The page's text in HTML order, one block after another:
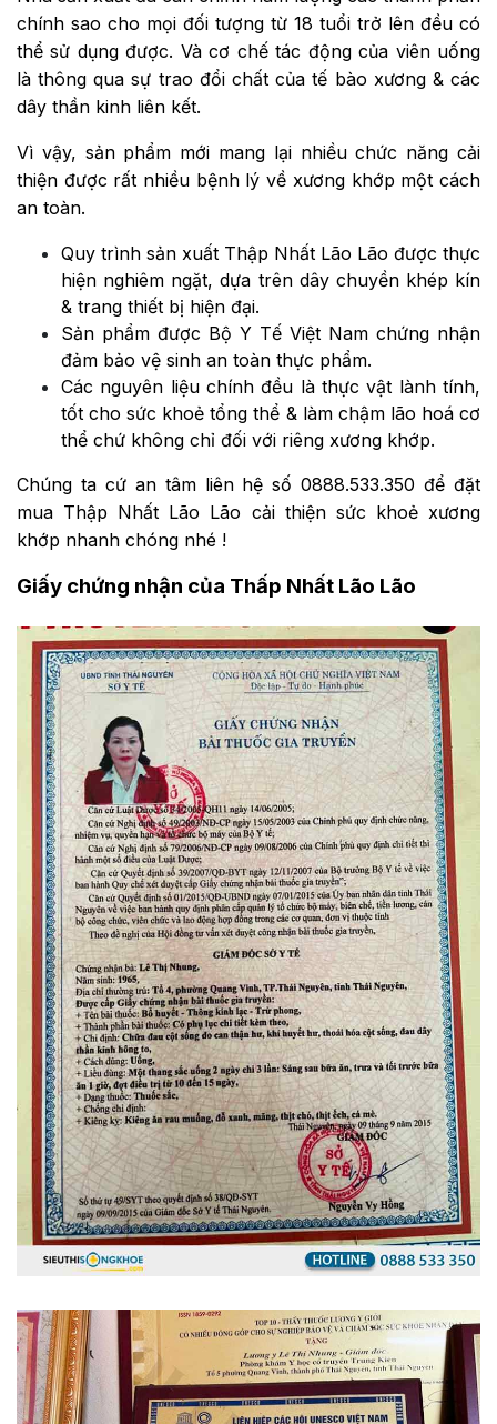
chính sao cho mọi đối tượng từ 18 tuổi trở lên đều có
thể sử dụng được. Và cơ chế tác động của viên uống
là thông qua sự trao đổi chất của tế bào xương & các
dây thần kinh liên kết.
Vì vậy, sản phẩm mới mang lại nhiều chức năng cải
thiện được rất nhiều bệnh lý về xương khớp một cách
an toàn.
Quy trình sản xuất Thập Nhất Lão Lão được thực
hiện nghiêm ngặt, dựa trên dây chuyền khép kín
& trang thiết bị hiện đại.
Sản phẩm được Bộ Y Tế Việt Nam chứng nhận
đảm bảo vệ sinh an toàn thực phẩm.
Các nguyên liệu chính đều là thực vật lành tính,
tốt cho sức khoẻ tổng thể & làm chậm lão hoá cơ
thể chứ không chỉ đối với riêng xương khớp.
Chúng ta cứ an tâm liên hệ số 0888.533.350 để đặt
mua Thập Nhất Lão Lão cải thiện sức khoẻ xương
khớp nhanh chóng nhé !
Giấy chứng nhận của Thấp Nhất Lão Lão